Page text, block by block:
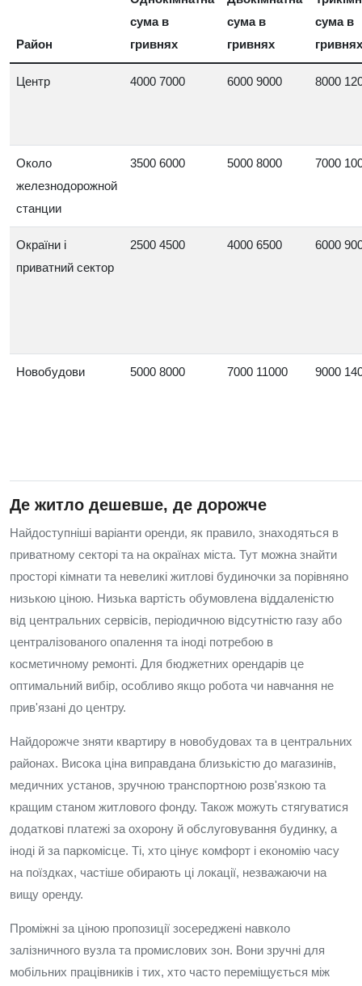
Район
сума в
гривнях
сума в
гривнях
сума в
гривнях
Центр 4000 7000 6000 9000 8000
Около
железнодорожной
станции
3500 6000 5000 8000 7000
Окраїни і
приватний сектор
2500 4500 4000 6500 6000
Новобудови 5000 8000 7000 11000 9000
Де житло дешевше, де дорожче
Найдоступніші варіанти оренди, як правило, знаходяться в
приватному секторі та на окраїнах міста. Тут можна знайти
просторі кімнати та невеликі житлові будиночки за порівняно
низькою ціною. Низька вартість обумовлена віддаленістю
від центральних сервісів, періодичною відсутністю газу або
централізованого опалення та іноді потребою в
косметичному ремонті. Для бюджетних орендарів це
оптимальний вибір, особливо якщо робота чи навчання не
прив'язані до центру.
Найдорожче зняти квартиру в новобудовах та в центральних
районах. Висока ціна виправдана близькістю до магазинів,
медичних установ, зручною транспортною розв'язкою та
кращим станом житлового фонду. Також можуть стягуватися
додаткові платежі за охорону й обслуговування будинку, а
іноді й за паркомісце. Ті, хто цінує комфорт і економію часу
на поїздках, частіше обирають ці локації, незважаючи на
вищу оренду.
Проміжні за ціною пропозиції зосереджені навколо
залізничного вузла та промислових зон. Вони зручні для
мобільних працівників і тих, хто часто переміщується між